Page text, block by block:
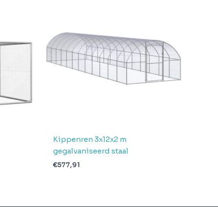
Kippenren 3x12x2 m
gegalvaniseerd staal
€577,91